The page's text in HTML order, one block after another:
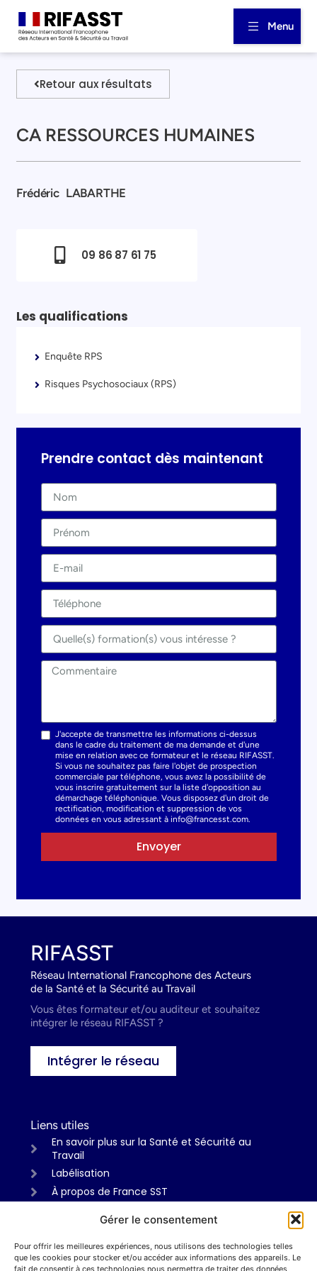
Gérer le consentement
Pour offrir les meilleures expériences, nous utilisons des technologies telles
que les cookies pour stocker et/ou accéder aux informations des appareils. Le
fait de consentir à ces technologies nous permettra de traiter des données
Menu
Retour aux résultats
CA RESSOURCES HUMAINES
Frédéric LABARTHE
09 86 87 61 75
Les qualifications
Enquête RPS
Risques Psychosociaux (RPS)
Prendre contact dès maintenant
J'accepte de transmettre les informations ci-dessus
dans le cadre du traitement de ma demande et d'une
mise en relation avec ce formateur et le réseau RIFASST.
Si vous ne souhaitez pas faire l'objet de prospection
commerciale par téléphone, vous avez la possibilité de
vous inscrire gratuitement sur la liste d'opposition au
démarchage téléphonique. Vous disposez d'un droit de
rectification, modification et suppression de vos
données en vous adressant à info@francesst.com.
Envoyer
RIFASST
Réseau International Francophone des Acteurs
de la Santé et la Sécurité au Travail
Vous êtes formateur et/ou auditeur et souhaitez
intégrer le réseau RIFASST ?
Intégrer le réseau
Liens utiles
En savoir plus sur la Santé et Sécurité au
Travail
Labélisation
À propos de France SST
Informations
Mentions légales